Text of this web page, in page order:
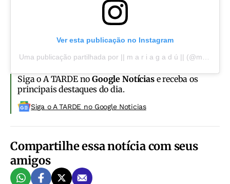
Ver esta publicação no Instagram
Siga o A TARDE noGoogle Notíciase receba os
principais destaques do dia.
Siga o A TARDE no Google Noticias
Compartilhe essa notícia com seus
amigos